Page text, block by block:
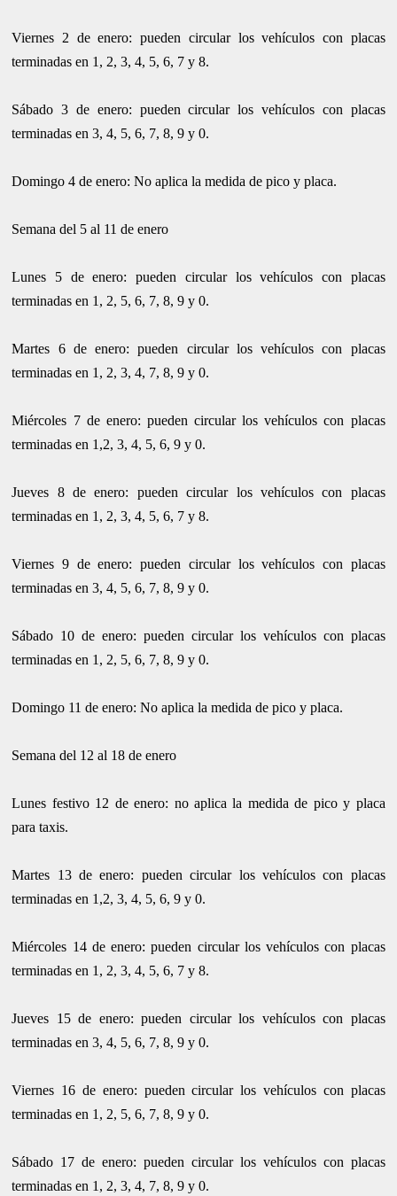
Viernes 2 de enero: pueden circular los vehículos con placas
terminadas en 1, 2, 3, 4, 5, 6, 7 y 8.
Sábado 3 de enero: pueden circular los vehículos con placas
terminadas en 3, 4, 5, 6, 7, 8, 9 y 0.
Domingo 4 de enero: No aplica la medida de pico y placa.
Semana del 5 al 11 de enero
Lunes 5 de enero: pueden circular los vehículos con placas
terminadas en 1, 2, 5, 6, 7, 8, 9 y 0.
Martes 6 de enero: pueden circular los vehículos con placas
terminadas en 1, 2, 3, 4, 7, 8, 9 y 0.
Miércoles 7 de enero: pueden circular los vehículos con placas
terminadas en 1,2, 3, 4, 5, 6, 9 y 0.
Jueves 8 de enero: pueden circular los vehículos con placas
terminadas en 1, 2, 3, 4, 5, 6, 7 y 8.
Viernes 9 de enero: pueden circular los vehículos con placas
terminadas en 3, 4, 5, 6, 7, 8, 9 y 0.
Sábado 10 de enero: pueden circular los vehículos con placas
terminadas en 1, 2, 5, 6, 7, 8, 9 y 0.
Domingo 11 de enero: No aplica la medida de pico y placa.
Semana del 12 al 18 de enero
Lunes festivo 12 de enero: no aplica la medida de pico y placa
para taxis.
Martes 13 de enero: pueden circular los vehículos con placas
terminadas en 1,2, 3, 4, 5, 6, 9 y 0.
Miércoles 14 de enero: pueden circular los vehículos con placas
terminadas en 1, 2, 3, 4, 5, 6, 7 y 8.
Jueves 15 de enero: pueden circular los vehículos con placas
terminadas en 3, 4, 5, 6, 7, 8, 9 y 0.
Viernes 16 de enero: pueden circular los vehículos con placas
terminadas en 1, 2, 5, 6, 7, 8, 9 y 0.
Sábado 17 de enero: pueden circular los vehículos con placas
terminadas en 1, 2, 3, 4, 7, 8, 9 y 0.